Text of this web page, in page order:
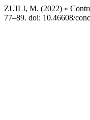
ZUILI, M. (2022) «
77–89. doi: 10.46608/